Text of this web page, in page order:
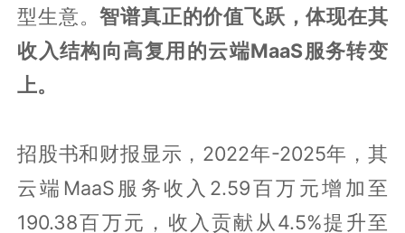
型生意。智谱真正的价值飞跃，体现在其
收入结构向高复用的云端MaaS服务转变
上。
招股书和财报显示，2022年-2025年，其
云端MaaS服务收入2.59百万元增加至
190.38百万元，收入贡献从4.5%提升至